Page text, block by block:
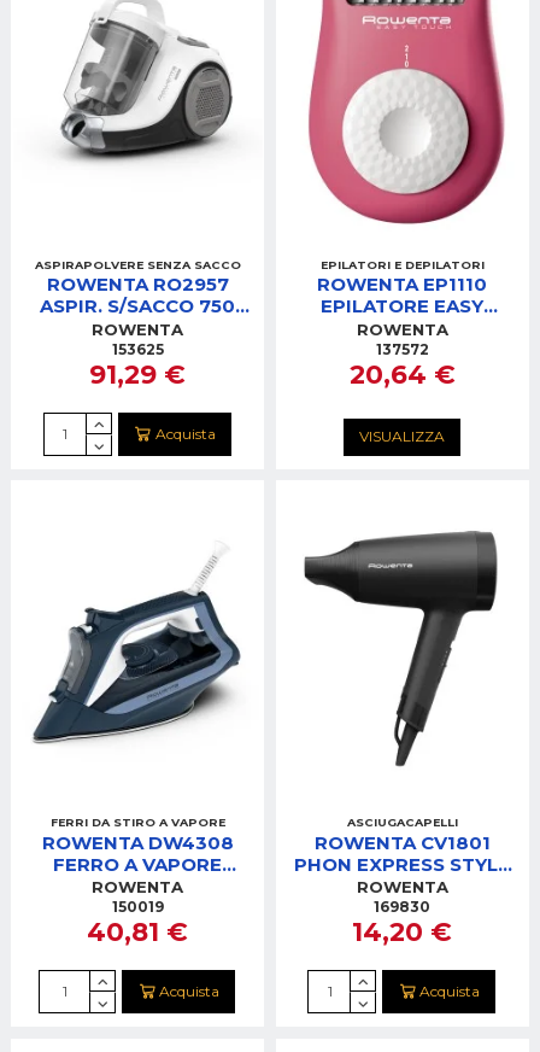
ASPIRAPOLVERE SENZA SACCO
ROWENTA RO2957
ASPIR. S/SACCO 750
WSWIFT POWER
CYCLONIC
ROWENTA
153625
91,29 €
Acquista
EPILATORI E DEPILATORI
ROWENTA EP1110
EPILATORE EASY
TOUCH
ROWENTA
137572
20,64 €
VISUALIZZA
FERRI DA STIRO A VAPORE
ROWENTA DW4308
FERRO A VAPORE
STEAM IRONS EXPRESS
STEAM
ROWENTA
150019
40,81 €
Acquista
ASCIUGACAPELLI
ROWENTA CV1801
PHON EXPRESS STYLE
BLOW DRYER
ROWENTA
169830
14,20 €
Acquista